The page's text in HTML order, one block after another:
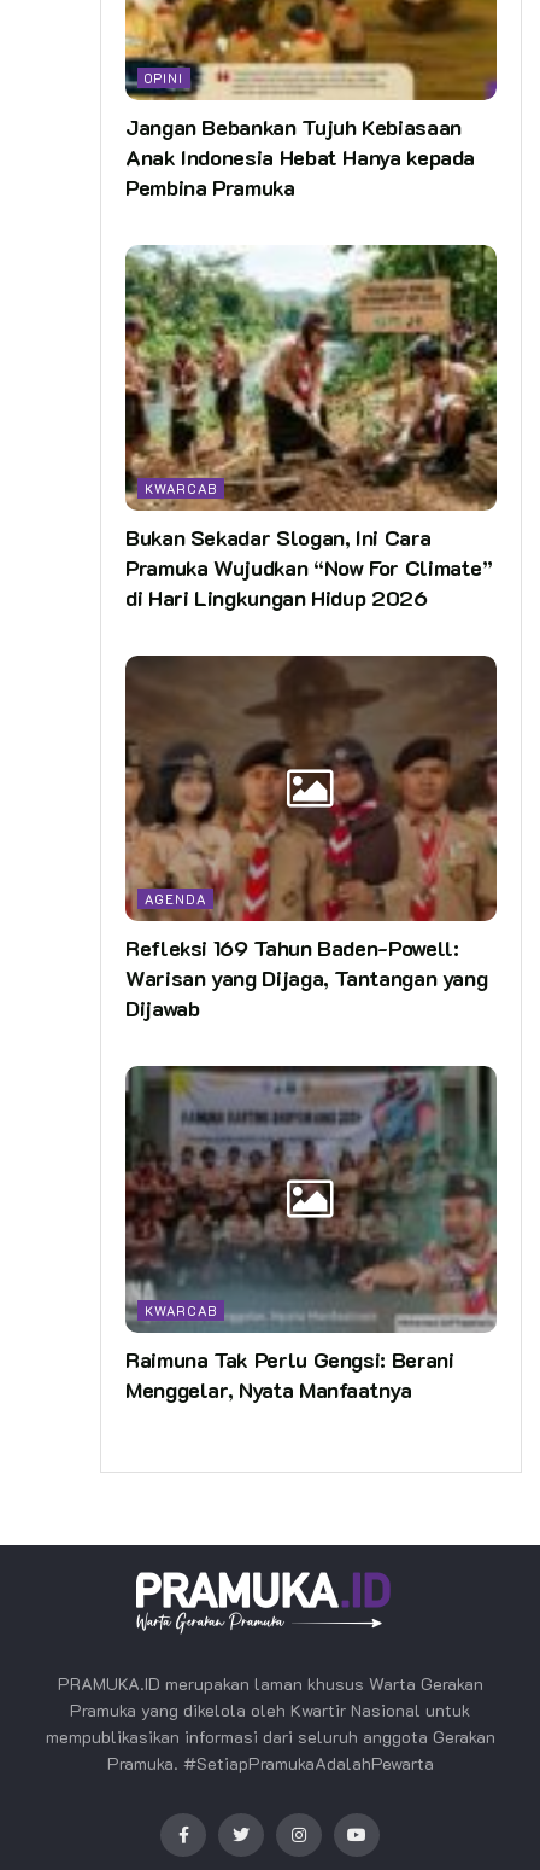
OPINI
Jangan Bebankan Tujuh Kebiasaan
Anak Indonesia Hebat Hanya kepada
Pembina Pramuka
KWARCAB
Bukan Sekadar Slogan, Ini Cara
Pramuka Wujudkan “Now For Climate”
di Hari Lingkungan Hidup 2026
AGENDA
Refleksi 169 Tahun Baden-Powell:
Warisan yang Dijaga, Tantangan yang
Dijawab
KWARCAB
Raimuna Tak Perlu Gengsi: Berani
Menggelar, Nyata Manfaatnya
PRAMUKA.ID merupakan laman khusus Warta Gerakan
Pramuka yang dikelola oleh Kwartir Nasional untuk
mempublikasikan informasi dari seluruh anggota Gerakan
Pramuka. #SetiapPramukaAdalahPewarta